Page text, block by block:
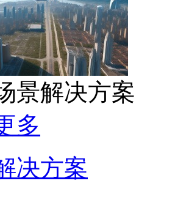
景解决方案
多
决方案